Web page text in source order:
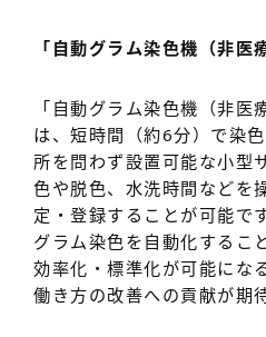
「自動グラム染色機（非
「自動グラム染色機（非医
は、短時間（約6分）で染
所を問わず設置可能な小型
色や脱色、水洗時間などを
定・登録することが可能で
グラム染色を自動化するこ
効率化・標準化が可能にな
働き方の改善への貢献が期